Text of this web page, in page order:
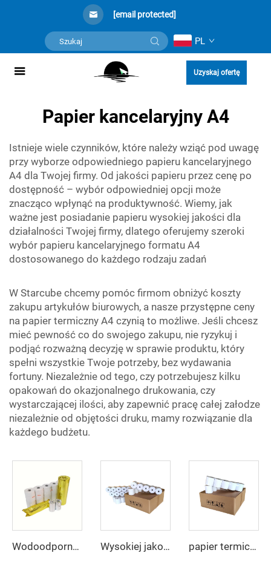
[email protected]
PL
Uzyskaj ofertę
Papier kancelaryjny A4
Istnieje wiele czynników, które należy wziąć pod uwagę
przy wyborze odpowiedniego papieru kancelaryjnego
A4 dla Twojej firmy. Od jakości papieru przez cenę po
dostępność – wybór odpowiedniej opcji może
znacząco wpłynąć na produktywność. Wiemy, jak
ważne jest posiadanie papieru wysokiej jakości dla
działalności Twojej firmy, dlatego oferujemy szeroki
wybór papieru kancelaryjnego formatu A4
dostosowanego do każdego rodzaju zadań
W Starcube chcemy pomóc firmom obniżyć koszty
zakupu artykułów biurowych, a nasze przystępne ceny
na papier termiczny A4 czynią to możliwe. Jeśli chcesz
mieć pewność co do swojego zakupu, nie ryzykuj i
podjąć rozważną decyzję w sprawie produktu, który
spełni wszystkie Twoje potrzeby, bez wydawania
fortuny. Niezależnie od tego, czy potrzebujesz kilku
opakowań do okazjonalnego drukowania, czy
wystarczającej ilości, aby zapewnić pracę całej załodze
niezależnie od objętości druku, mamy rozwiązanie dla
każdego budżetu.
Wodoodporne, przeciwwilgociowe role folii termicznej 80 mm do drukarek termicznych, papier do kas fiskalnych Wysokiej jakości papier termiczny 57x50 z wyraźnym i ostrym drukiem, możliwy do dostosowania. Nadaje się do użycia w terminalach płatniczych, bankomatach i bankach papier termiczny 80x80 o wysokiej jakości i przystępnej cenie, zapewniający wyjątkowe wyniki druku